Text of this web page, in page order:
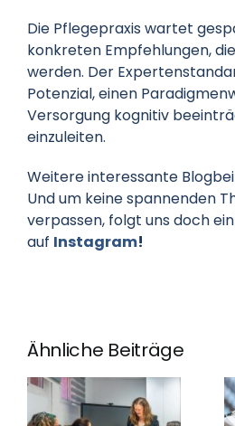
Die Pflegepraxis wartet
konkreten Empfehlungen,
werden. Der
Potenzial, einen
Versorgung kognitiv
einzuleiten.
Weitere interessante
Und um keine spannenden
verpassen, folgt uns doch
auf Instagram!
Ähnliche Beiträge